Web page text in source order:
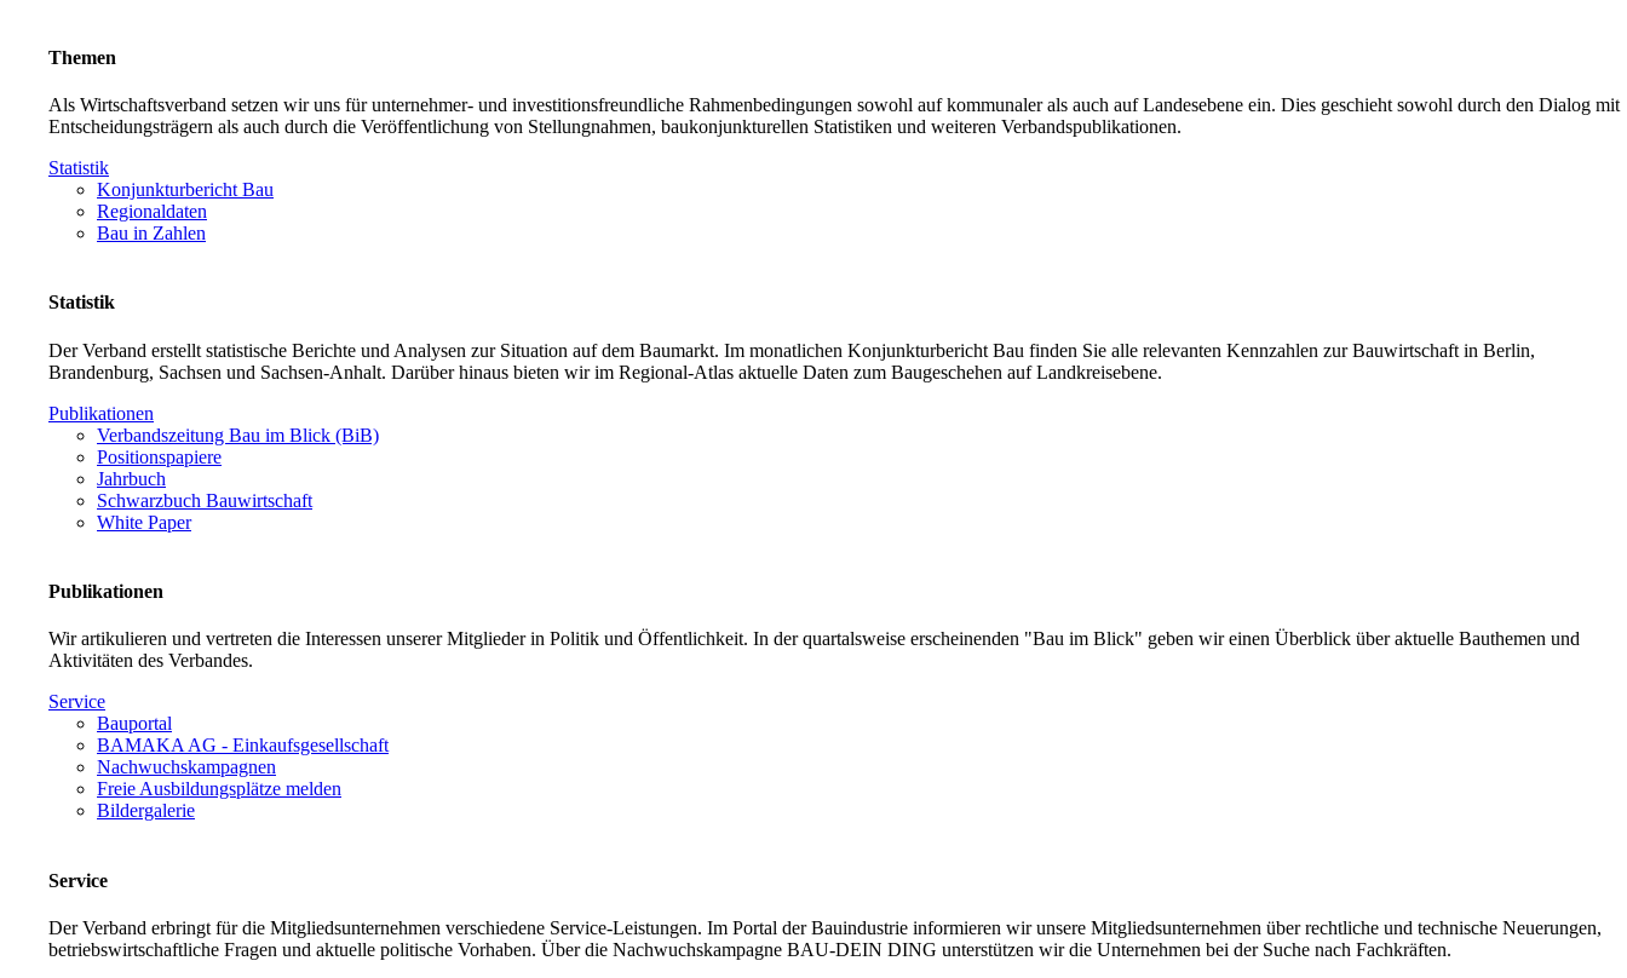
Themen
Als Wirtschaftsverband setzen wir uns für unternehmer- und investitionsfreundliche Rahmenbedingungen sowohl auf kommunaler als auch auf Landesebene ein. Dies geschieht sowohl durch den Dialog mit
Entscheidungsträgern als auch durch die Veröffentlichung von Stellungnahmen, baukonjunkturellen Statistiken und weiteren Verbandspublikationen.
Statistik
Konjunkturbericht Bau
Regionaldaten
Bau in Zahlen
Statistik
Der Verband erstellt statistische Berichte und Analysen zur Situation auf dem Baumarkt. Im monatlichen Konjunkturbericht Bau finden Sie alle relevanten Kennzahlen zur Bauwirtschaft in Berlin,
Brandenburg, Sachsen und Sachsen-Anhalt. Darüber hinaus bieten wir im Regional-Atlas aktuelle Daten zum Baugeschehen auf Landkreisebene.
Publikationen
Verbandszeitung Bau im Blick (BiB)
Positionspapiere
Jahrbuch
Schwarzbuch Bauwirtschaft
White Paper
Publikationen
Wir artikulieren und vertreten die Interessen unserer Mitglieder in Politik und Öffentlichkeit. In der quartalsweise erscheinenden "Bau im Blick" geben wir einen Überblick über aktuelle Bauthemen und
Aktivitäten des Verbandes.
Service
Bauportal
BAMAKA AG - Einkaufsgesellschaft
Nachwuchskampagnen
Freie Ausbildungsplätze melden
Bildergalerie
Service
Der Verband erbringt für die Mitgliedsunternehmen verschiedene Service-Leistungen. Im Portal der Bauindustrie informieren wir unsere Mitgliedsunternehmen über rechtliche und technische Neuerungen,
betriebswirtschaftliche Fragen und aktuelle politische Vorhaben. Über die Nachwuchskampagne BAU-DEIN DING unterstützen wir die Unternehmen bei der Suche nach Fachkräften.